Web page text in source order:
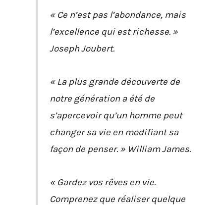
« Ce n’est pas l’abondance, mais
l’excellence qui est richesse. »
Joseph Joubert.
« La plus grande découverte de
notre génération a été de
s’apercevoir qu’un homme peut
changer sa vie en modifiant sa
façon de penser. » William James.
« Gardez vos rêves en vie.
Comprenez que réaliser quelque